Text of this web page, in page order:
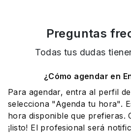
Preguntas
Todas tus dudas
¿Cómo agendar en
Para agendar, entra al perfil
selecciona "Agenda tu hora".
hora disponible que prefieras.
¡listo! El profesional será